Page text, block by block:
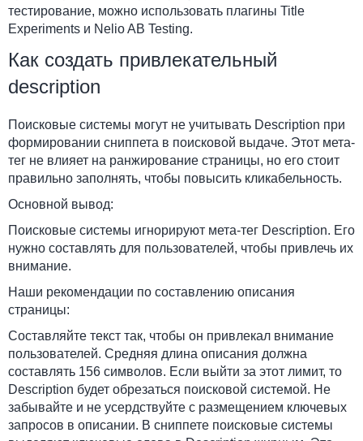
тестирование, можно использовать плагины Title
Experiments и Nelio AB Testing.
Как создать привлекательный
description
Поисковые системы могут не учитывать Description при
формировании сниппета в поисковой выдаче. Этот мета-
тег не влияет на ранжирование страницы, но его стоит
правильно заполнять, чтобы повысить кликабельность.
Основной вывод:
Поисковые системы игнорируют мета-тег Description. Его
нужно составлять для пользователей, чтобы привлечь их
внимание.
Наши рекомендации по составлению описания
страницы:
Составляйте текст так, чтобы он привлекал внимание
пользователей. Средняя длина описания должна
составлять 156 символов. Если выйти за этот лимит, то
Description будет обрезаться поисковой системой. Не
забывайте и не усердствуйте с размещением ключевых
запросов в описании. В сниппете поисковые системы